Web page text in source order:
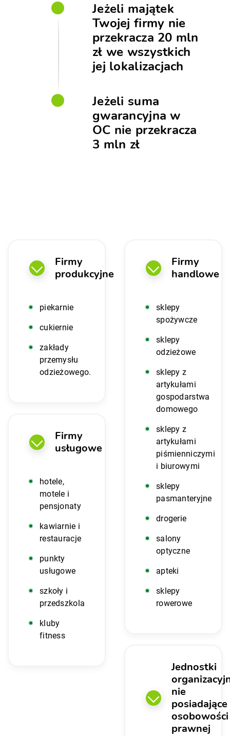
Jeżeli majątek
Twojej firmy nie
przekracza 20 mln
zł we wszystkich
jej lokalizacjach
Jeżeli suma
gwarancyjna w
OC nie przekracza
3 mln zł
Firmy
produkcyjne
piekarnie
cukiernie
zakłady
przemysłu
odzieżowego.
Firmy
usługowe
hotele,
motele i
pensjonaty
kawiarnie i
restauracje
punkty
usługowe
szkoły i
przedszkola
kluby
fitness
Firmy
handlowe
sklepy
spożywcze
sklepy
odzieżowe
sklepy z
artykułami
gospodarstwa
domowego
sklepy z
artykułami
piśmienniczymi
i biurowymi
sklepy
pasmanteryjne
drogerie
salony
optyczne
apteki
sklepy
rowerowe
Jednostki
nie
posiadające
osobowości
prawnej